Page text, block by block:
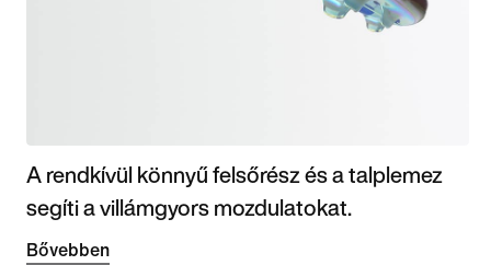
A rendkívül könnyű felsőrész és a talplemez
segíti a villámgyors mozdulatokat.
Bővebben